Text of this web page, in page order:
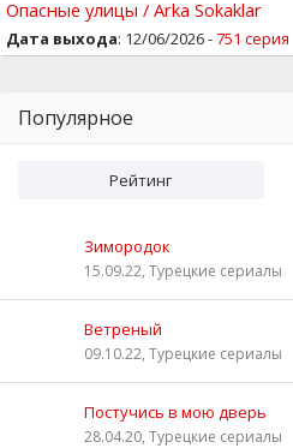
Опасные улицы / Arka Sokaklar
Дата выхода: 12/06/2026 -751 серия
Популярное
Рейтинг
Зимородок
15.09.22, Турецкие сериалы
Ветреный
09.10.22, Турецкие сериалы
Постучись в мою дверь
28.04.20, Турецкие сериалы